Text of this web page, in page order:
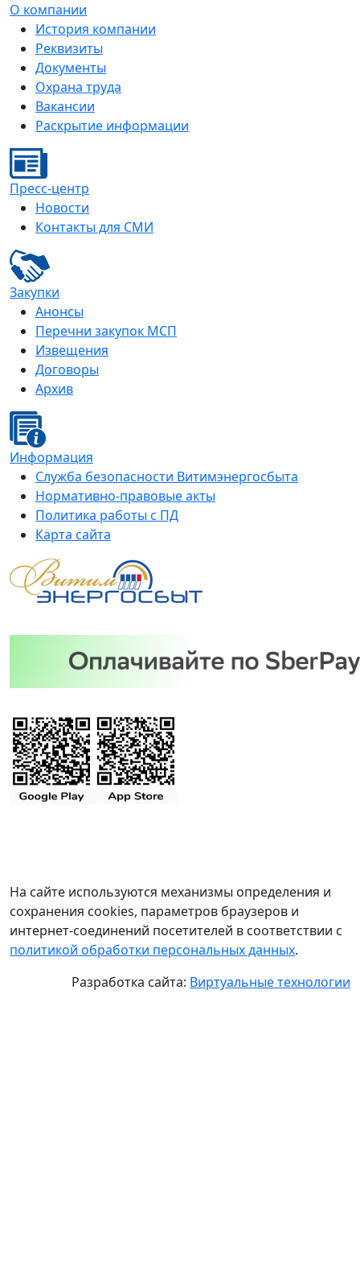
О компании
История компании
Реквизиты
Документы
Охрана труда
Вакансии
Раскрытие информации
Пресс-центр
Новости
Контакты для СМИ
Закупки
Анонсы
Перечни закупок МСП
Извещения
Договоры
Архив
Информация
Служба безопасности Витимэнергосбыта
Нормативно-правовые акты
Политика работы с ПД
Карта сайта
На сайте используются механизмы определения и
сохранения cookies, параметров браузеров и
интернет-соединений посетителей в соответствии с
политикой обработки персональных данных.
Разработка сайта: Виртуальные технологии